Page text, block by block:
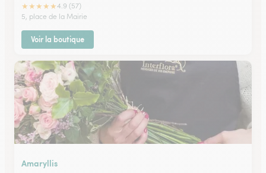
★★★★★4.9 (57)
5, place de la Mairie
Voir la boutique
Amaryllis